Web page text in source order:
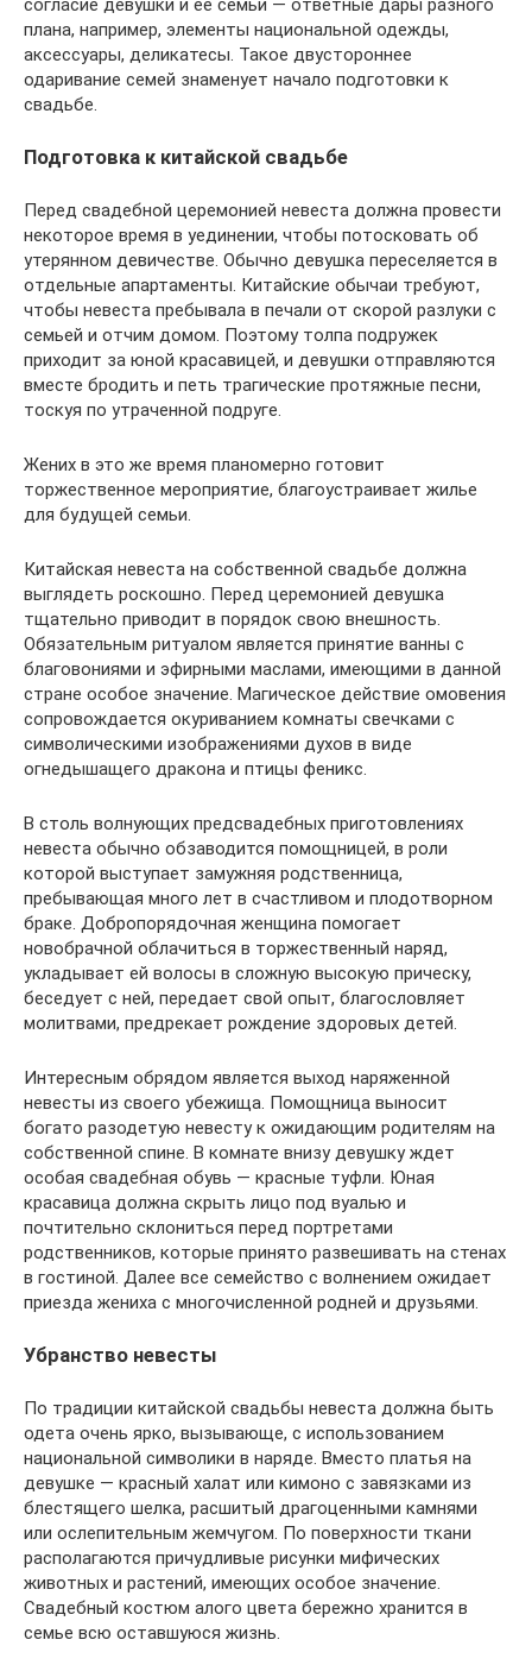
плана, например, элементы национальной одежды,
аксессуары, деликатесы. Такое двустороннее
одаривание семей знаменует начало подготовки к
свадьбе.
Подготовка к китайской свадьбе
Перед свадебной церемонией невеста должна провести
некоторое время в уединении, чтобы потосковать об
утерянном девичестве. Обычно девушка переселяется в
отдельные апартаменты. Китайские обычаи требуют,
чтобы невеста пребывала в печали от скорой разлуки с
семьей и отчим домом. Поэтому толпа подружек
приходит за юной красавицей, и девушки отправляются
вместе бродить и петь трагические протяжные песни,
тоскуя по утраченной подруге.
Жених в это же время планомерно готовит
торжественное мероприятие, благоустраивает жилье
для будущей семьи.
Китайская невеста на собственной свадьбе должна
выглядеть роскошно. Перед церемонией девушка
тщательно приводит в порядок свою внешность.
Обязательным ритуалом является принятие ванны с
благовониями и эфирными маслами, имеющими в данной
стране особое значение. Магическое действие омовения
сопровождается окуриванием комнаты свечками с
символическими изображениями духов в виде
огнедышащего дракона и птицы феникс.
В столь волнующих предсвадебных приготовлениях
невеста обычно обзаводится помощницей, в роли
которой выступает замужняя родственница,
пребывающая много лет в счастливом и плодотворном
браке. Добропорядочная женщина помогает
новобрачной облачиться в торжественный наряд,
укладывает ей волосы в сложную высокую прическу,
беседует с ней, передает свой опыт, благословляет
молитвами, предрекает рождение здоровых детей.
Интересным обрядом является выход наряженной
невесты из своего убежища. Помощница выносит
богато разодетую невесту к ожидающим родителям на
собственной спине. В комнате внизу девушку ждет
особая свадебная обувь — красные туфли. Юная
красавица должна скрыть лицо под вуалью и
почтительно склониться перед портретами
родственников, которые принято развешивать на стенах
в гостиной. Далее все семейство с волнением ожидает
приезда жениха с многочисленной родней и друзьями.
Убранство невесты
По традиции китайской свадьбы невеста должна быть
одета очень ярко, вызывающе, с использованием
национальной символики в наряде. Вместо платья на
девушке — красный халат или кимоно с завязками из
блестящего шелка, расшитый драгоценными камнями
или ослепительным жемчугом. По поверхности ткани
располагаются причудливые рисунки мифических
животных и растений, имеющих особое значение.
Свадебный костюм алого цвета бережно хранится в
семье всю оставшуюся жизнь.